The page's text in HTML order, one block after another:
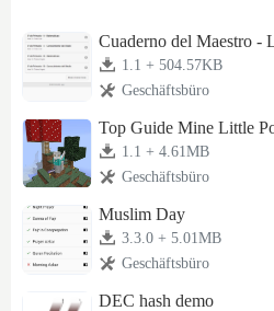
Cuaderno del Maestro -
1.1 + 504.57KB
Geschäftsbüro
Top Guide Mine Little
1.1 + 4.61MB
Geschäftsbüro
Muslim Day
3.3.0 + 5.01MB
Geschäftsbüro
DEC hash demo